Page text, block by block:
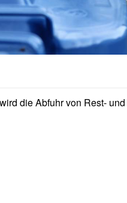
die Abfuhr von Rest-